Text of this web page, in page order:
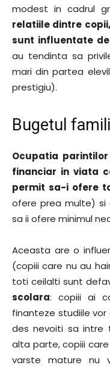
modest in cadrul
relatiile dintre
sunt influentate
au tendinta sa
mari din partea
prestigiu).
Bugetul
Ocupatia
financiar in viata
permit sa-i ofere
ofere prea multe) si
sa ii ofere minimul
Aceasta are o
(copiii care nu au
toti ceilalti sunt
scolara: copiii ai
finanteze studiile
des nevoiti sa intre
alta parte, copiii
varste mature nu